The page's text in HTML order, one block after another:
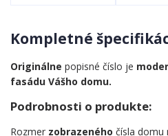
Kompletné
Originálne popisné číslo je
fasádu Vášho domu.
Podrobnosti o produkte:
Rozmer zobrazeného čísla domu